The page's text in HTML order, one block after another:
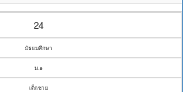
24
มัธยมศึกษา
ม.๑
เด็กชาย